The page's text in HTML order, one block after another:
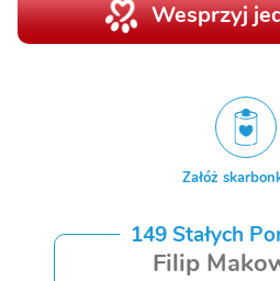
Wesprzyj
Załóż
149 Stałych
Filip